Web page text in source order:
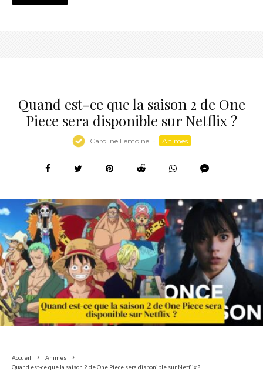
Quand est-ce que la saison 2 de One
Piece sera disponible sur Netflix ?
Caroline Lemoine · Animes
Accueil
Animes
Quand est-ce que la saison 2 de One Piece sera disponible sur Netflix ?